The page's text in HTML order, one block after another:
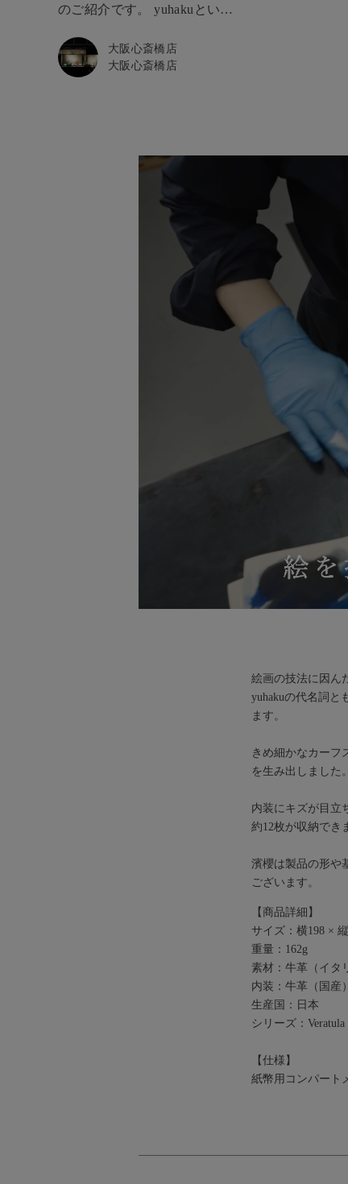
のご紹介です。 yuhakuといえ
ラデーションです。 自然光と
室内LEDで比較をしてみまし
のグラデーションは光によっ
て表情を変え、様々な顔を頼
んでいただけよう計算の上染
め上げられています。 自然光
と室内LEDとの色の違いをお
大阪心斎橋店
大阪心斎橋店
絵画の技法に因ん
yuhakuの代名詞と
ます。
きめ細かなカーフ
を生み出しました。
内装にキズが目立
約12枚が収納でき
濱櫻は製品の形や
ございます。
【商品詳細】
サイズ：横198 ×
重量：162g
素材：牛革（イタ
内装：牛革（国産）
生産国：日本
シリーズ：Veratula
【仕様】
紙幣用コンパート